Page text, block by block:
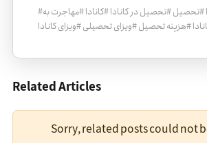
# #تحصیل#تحصیل در کانادا#کانادا#مهاجرت به
#هزینه تحصیل#ویزای تحصیلی#ویزای کانادا
Related Articles
Sorry, related posts could not